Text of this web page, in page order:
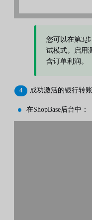
您可以在第3
试模​​式。启用
含订单利润。
成功激活的银行转
在ShopBase后台中：